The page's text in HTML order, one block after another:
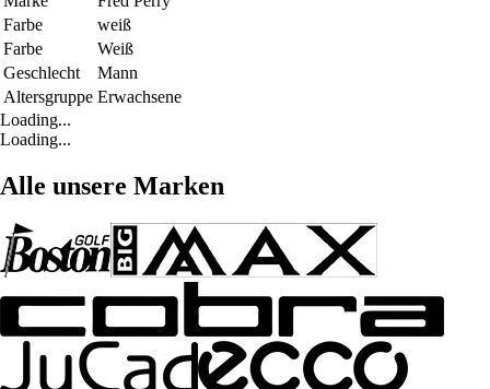
Farbe
weiß
Farbe
Weiß
Geschlecht
Mann
Altersgruppe Erwachsene
Loading...
Loading...
Alle unsere Marken